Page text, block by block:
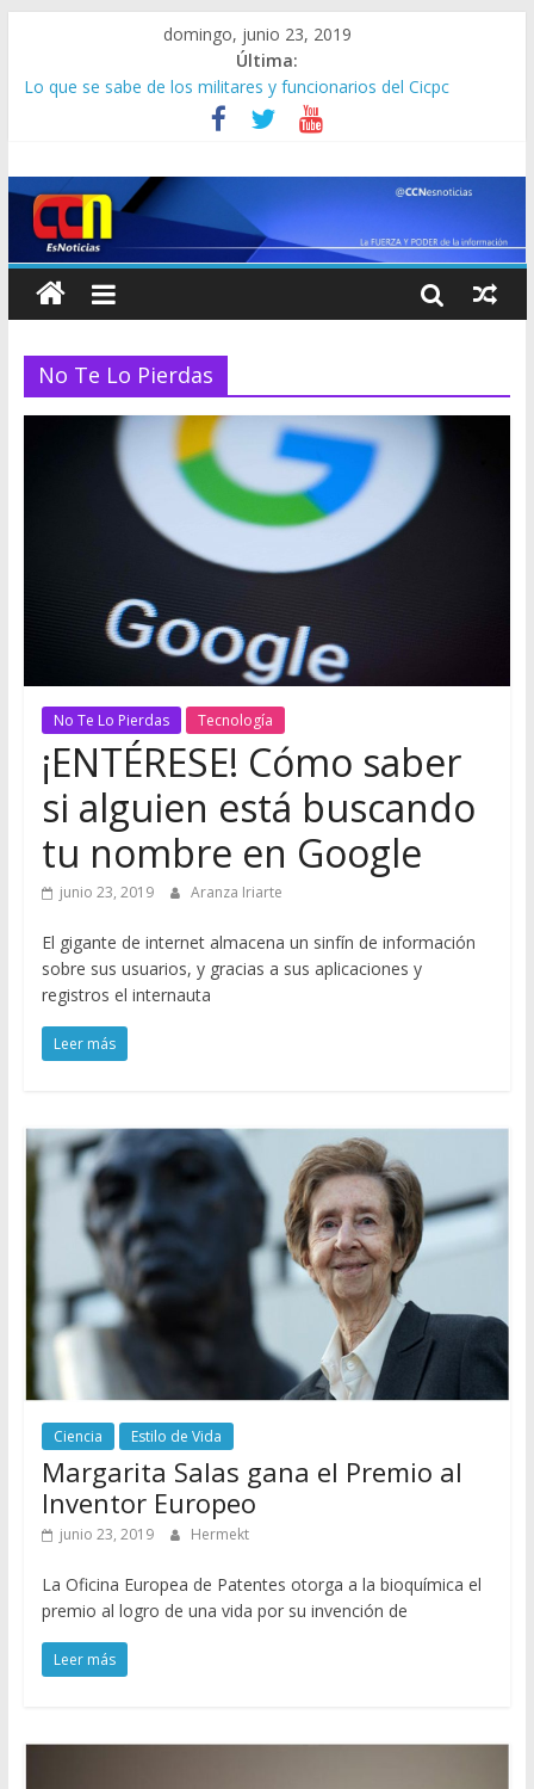
domingo, junio 23, 2019
Última:
Detuvieron a dos venezolanos en Colombia por robarse un
taxi
Lo que se sabe de los militares y funcionarios del Cicpc
Corpoelec apuesta por un Frankenstein para el Zulia
Jefe del Comando Sur viajará por Sudamérica para abordar la
crisis en Venezuela
Detienen a “El Yiyo” uno de los 10 más buscados en Carabobo
No Te Lo Pierdas
No Te Lo Pierdas Tecnología
¡ENTÉRESE! Cómo saber
si alguien está buscando
tu nombre en Google
junio 23, 2019 Aranza Iriarte
El gigante de internet almacena un sinfín de información
sobre sus usuarios, y gracias a sus aplicaciones y
registros el internauta
Leer más
Ciencia Estilo de Vida
Margarita Salas gana el Premio al
Inventor Europeo
junio 23, 2019 Hermekt
La Oficina Europea de Patentes otorga a la bioquímica el
premio al logro de una vida por su invención de
Leer más